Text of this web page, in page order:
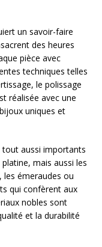
un savoir-faire
des heures
pièce avec
techniques telles
le polissage
réalisée avec une
uniques et
aussi importants
platine, mais aussi les
les émeraudes ou
qui confèrent aux
nobles sont
et la durabilité